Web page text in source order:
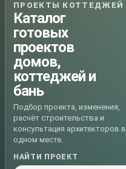
ПРОЕКТЫ КОТТЕДЖЕЙ
Каталог
готовых
проектов
домов,
коттеджей и
бань
Подбор проекта, изменения,
расчёт строительства и
консультация архитекторов в
одном месте.
НАЙТИ ПРОЕКТ